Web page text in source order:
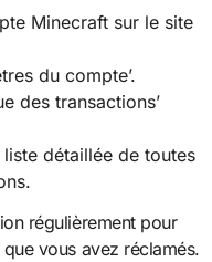
Minecraft sur le site
du compte’.
des transactions’
détaillée de toutes
régulièrement pour
vous avez réclamés.